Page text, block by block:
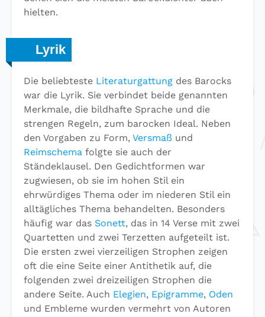
hielten.
Lyrik
Die beliebteste Literaturgattung des Barocks
war die Lyrik. Sie verbindet beide genannten
Merkmale, die bildhafte Sprache und die
strengen Regeln, zum barocken Ideal. Neben
den Vorgaben zu Form, Versmaß und
Reimschema folgte sie auch der
Ständeklausel. Den Gedichtformen war
zugwiesen, ob sie im hohen Stil ein
ehrwürdiges Thema oder im niederen Stil ein
alltägliches Thema behandelten. Besonders
häufig war das Sonett, das in 14 Verse mit zwei
Quartetten und zwei Terzetten aufgeteilt ist.
Die ersten zwei vierzeiligen Strophen zeigen
oft die eine Seite einer Antithetik auf, die
folgenden zwei dreizeiligen Strophen die
andere Seite. Auch Elegien, Epigramme, Oden
und Embleme wurden vermehrt von Autoren